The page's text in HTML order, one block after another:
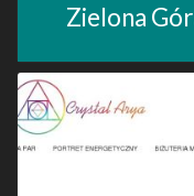
Zielona